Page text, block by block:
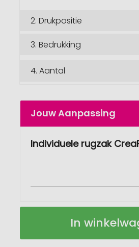
2. Drukpositie
3. Bedrukking
4. Aantal
Jouw Aanpassing
Individuele rugzak
Individuele
Back
Op
In